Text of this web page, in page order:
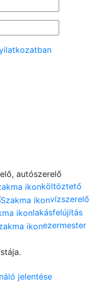
autószerelő
költöztető
vízszerelő
lakásfelújítás
ezermester
jelentése